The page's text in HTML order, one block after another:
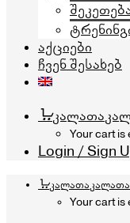
აქციები
ჩვენ შესახებ
კალათა
Your cart is
Login / Sign
კალათაკალათა
Your cart is